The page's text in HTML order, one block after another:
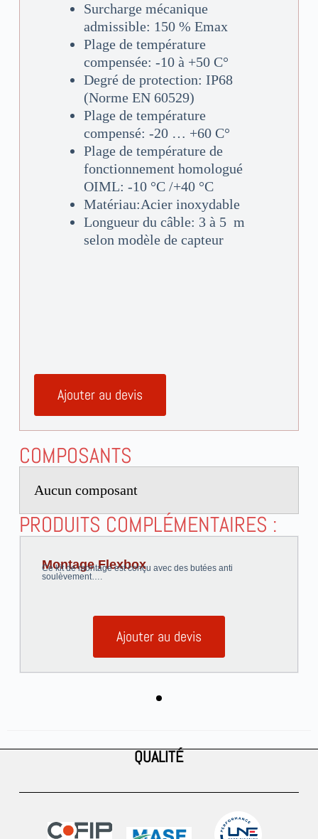
Surcharge mécanique
admissible: 150 % Emax
Plage de température
compensée: -10 à +50 C°
Degré de protection: IP68
(Norme EN 60529)
Plage de température
compensé: -20 … +60 C°
Plage de température de
fonctionnement homologué
OIML: -10 °C /+40 °C
Matériau:Acier inoxydable
Longueur du câble: 3 à 5 m
selon modèle de capteur
Ajouter au devis
COMPOSANTS
Aucun composant
PRODUITS COMPLÉMENTAIRES :
Montage Flexbox
Ce kit de montage est conçu avec des butées anti
soulèvement….
Ajouter au devis
QUALITÉ